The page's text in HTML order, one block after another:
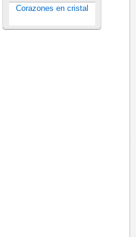
Corazones en cristal